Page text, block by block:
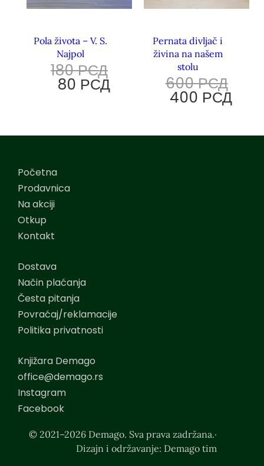
Pola života – V. S.
Najpol
180РСД
80 РСД
Pernata divljač i
živina na našem
stolu
600РСД
400 РСД
Početna
Prodavnica
Na akciji
Otkup
Kontakt
Dostava
Način plaćanja
Česta pitanja
Povraćaj/reklamacije
Politika privatnosti
Knjižara Demago
office@demago.rs
Instagram
Facebook
© 2021–2026 Demago. Sva prava zadržana.·
Dizajn i održavanje: Demago tim